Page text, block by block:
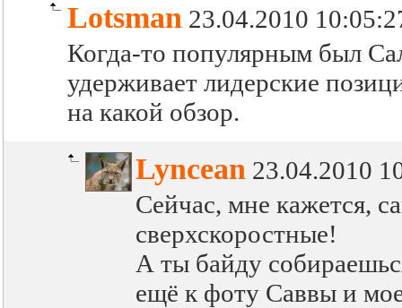
Lotsman 23.04.2010
Когда-то популярным был
удерживает лидерские
на какой обзор.
Lyncean 23.04.2010
Сейчас, мне кажется,
сверхскоростные!
А ты байду
ещё к фоту Саввы и